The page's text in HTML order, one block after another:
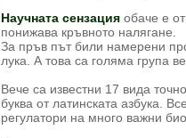
Научната сензация обаче е
понижава кръвното налягане.
За пръв път били намерени
лука. А това са голяма група
Вече са известни 17 вида
буква от латинската азбука.
регулатори на много важни